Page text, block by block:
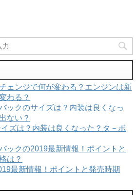
ェンジで何が変わる？エンジンは新
わる？
ックのサイズは？内装は良くなっ
ない？
ズは？内装は良くなった？タ－ボ
ックの2019最新情報！ポイントと
は？
最新情報！ポイントと発売時期